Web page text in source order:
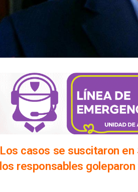
Los casos se suscitaron
los responsables